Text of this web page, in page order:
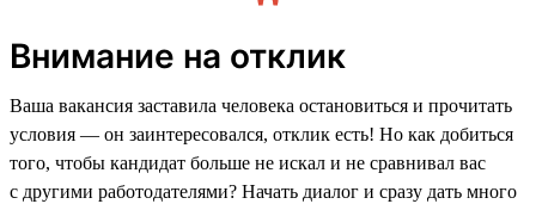
Внимание на отклик
Ваша вакансия заставила человека остановиться и прочитать
условия — он заинтересовался, отклик есть! Но как добиться
того, чтобы кандидат больше не искал и не сравнивал вас
с другими работодателями? Начать диалог и сразу дать много